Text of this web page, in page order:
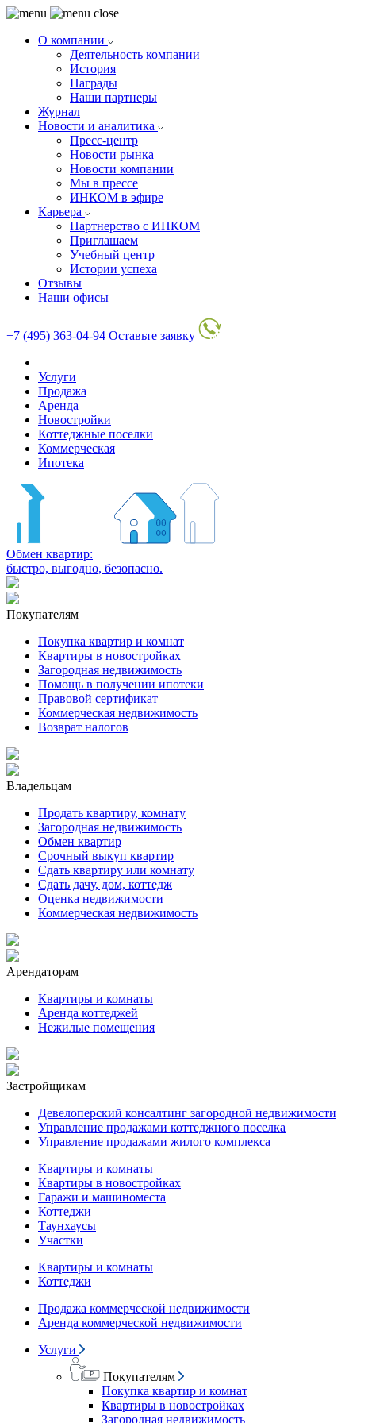
О компании
Деятельность компании
История
Награды
Наши партнеры
Журнал
Новости и аналитика
Пресс-центр
Новости рынка
Новости компании
Мы в прессе
ИНКОМ в эфире
Карьера
Партнерство с ИНКОМ
Приглашаем
Учебный центр
Истории успеха
Отзывы
Наши офисы
+7 (495) 363-04-94 Оставьте заявку
Услуги
Продажа
Аренда
Новостройки
Коттеджные поселки
Коммерческая
Ипотека
Обмен квартир:
быстро, выгодно, безопасно.
Покупателям
Покупка квартир и комнат
Квартиры в новостройках
Загородная недвижимость
Помощь в получении ипотеки
Правовой сертификат
Коммерческая недвижимость
Возврат налогов
Владельцам
Продать квартиру, комнату
Загородная недвижимость
Обмен квартир
Срочный выкуп квартир
Сдать квартиру или комнату
Сдать дачу, дом, коттедж
Оценка недвижимости
Коммерческая недвижимость
Арендаторам
Квартиры и комнаты
Аренда коттеджей
Нежилые помещения
Застройщикам
Девелоперский консалтинг загородной недвижимости
Управление продажами коттеджного поселка
Управление продажами жилого комплекса
Квартиры и комнаты
Квартиры в новостройках
Гаражи и машиноместа
Коттеджи
Таунхаусы
Участки
Квартиры и комнаты
Коттеджи
Продажа коммерческой недвижимости
Аренда коммерческой недвижимости
Услуги
Покупателям
Покупка квартир и комнат
Квартиры в новостройках
Загородная недвижимость